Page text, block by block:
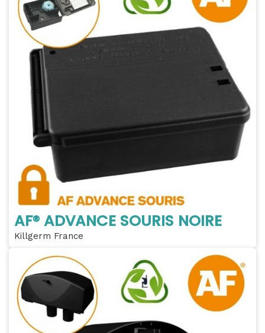
AF® ADVANCE SOURIS NOIRE
Killgerm France